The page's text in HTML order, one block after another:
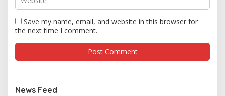
Save my name, email, and website in this browser for
the next time I comment.
News Feed